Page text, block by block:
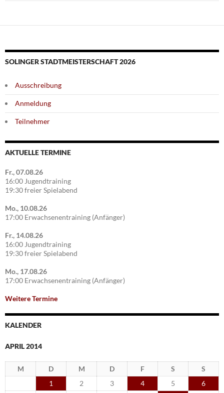
SOLINGER STADTMEISTERSCHAFT 2026
Ausschreibung
Anmeldung
Teilnehmer
AKTUELLE TERMINE
Fr., 07.08.26
16:00 Jugendtraining
19:30 freier Spielabend
Mo., 10.08.26
17:00 Erwachsenentraining (Anfänger)
Fr., 14.08.26
16:00 Jugendtraining
19:30 freier Spielabend
Mo., 17.08.26
17:00 Erwachsenentraining (Anfänger)
Weitere Termine
KALENDER
APRIL 2014
M D M D F S
S
1
2 3 4 5
6